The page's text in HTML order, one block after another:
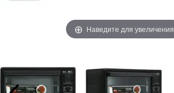
Наведите для увеличения